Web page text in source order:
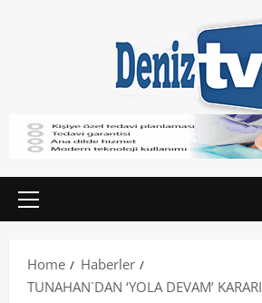
Home
Haberler
TUNAHAN`DAN ‘YOLA DEVAM’ KARARI